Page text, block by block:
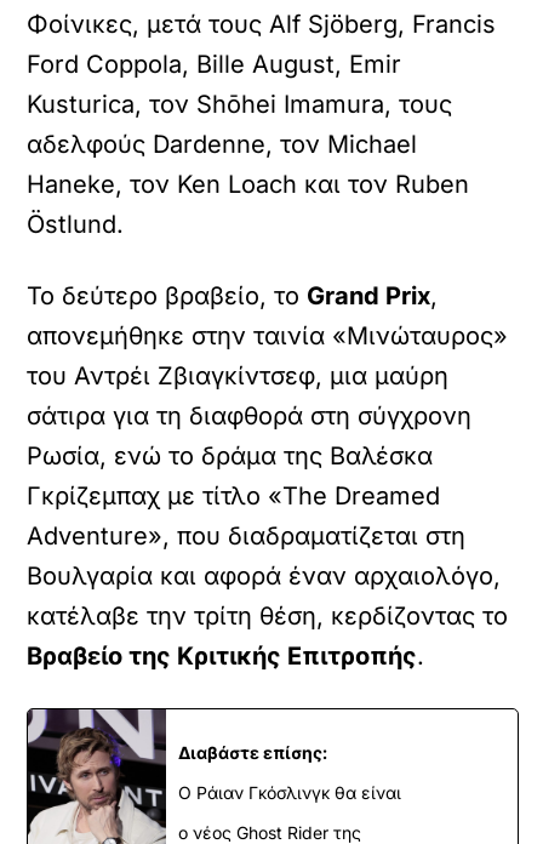
Φοίνικες, μετά τους Alf Sjöberg, Francis
Ford Coppola, Bille August, Emir
Kusturica, τον Shōhei Imamura, τους
αδελφούς Dardenne, τον Michael
Haneke, τον Ken Loach και τον Ruben
Östlund.
Το δεύτερο βραβείο, το Grand Prix,
απονεμήθηκε στην ταινία «Μινώταυρος»
του Αντρέι Ζβιαγκίντσεφ, μια μαύρη
σάτιρα για τη διαφθορά στη σύγχρονη
Ρωσία, ενώ το δράμα της Βαλέσκα
Γκρίζεμπαχ με τίτλο «The Dreamed
Adventure», που διαδραματίζεται στη
Βουλγαρία και αφορά έναν αρχαιολόγο,
κατέλαβε την τρίτη θέση, κερδίζοντας το
Βραβείο της Κριτικής Επιτροπής.
Διαβάστε επίσης:
Ο Ράιαν Γκόσλινγκ θα είναι
ο νέος Ghost Rider της